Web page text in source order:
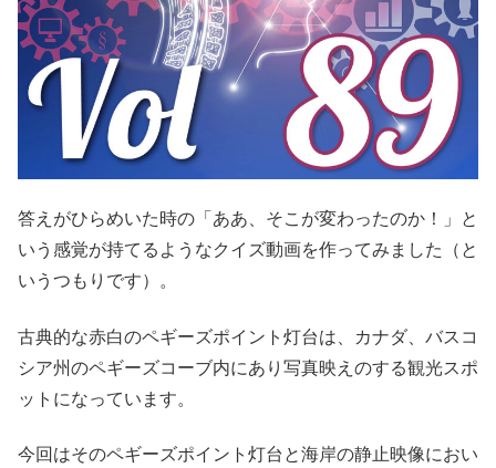
答えがひらめいた時の「ああ、そこが変わったのか！」と
いう感覚が持てるようなクイズ動画を作ってみました（と
いうつもりです）。
古典的な赤白のペギーズポイント灯台は、カナダ、バスコ
シア州のペギーズコーブ内にあり写真映えのする観光スポ
ットになっています。
今回はそのペギーズポイント灯台と海岸の静止映像におい